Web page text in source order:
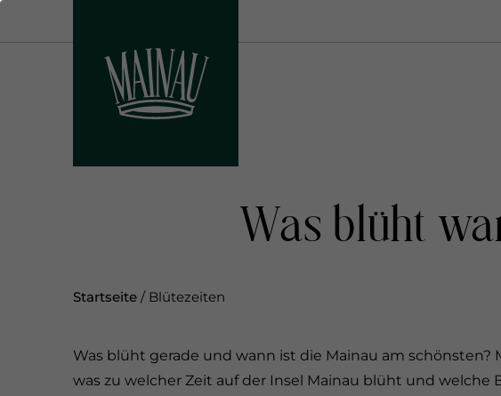
Was blüht
Startseite / Blütezeiten
Was blüht gerade und wann ist die Mainau am
was zu welcher Zeit auf der Insel Mainau blüht und